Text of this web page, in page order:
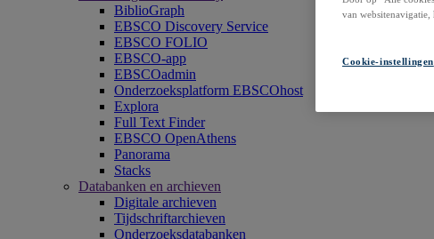
BiblioGraph
EBSCO Discovery Service
EBSCO FOLIO
EBSCO-app
EBSCOadmin
Onderzoeksplatform EBSCOhost
Explora
Full Text Finder
EBSCO OpenAthens
Panorama
Stacks
Databanken en archieven
Digitale archieven
Tijdschriftarchieven
Onderzoeksdatabanken
van websitenavigatie,
Cookie-instellingen